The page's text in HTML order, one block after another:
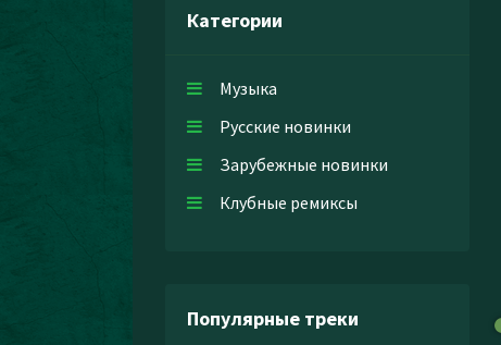
Категории
Музыка
Русские новинки
Зарубежные новинки
Клубные ремиксы
Популярные треки